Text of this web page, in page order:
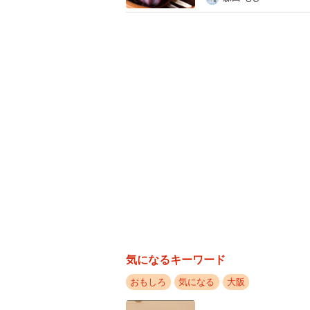
気になるキーワード
おもしろ 気になる 大阪